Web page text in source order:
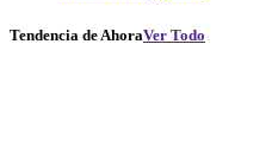
Tendencia de AhoraVer Todo